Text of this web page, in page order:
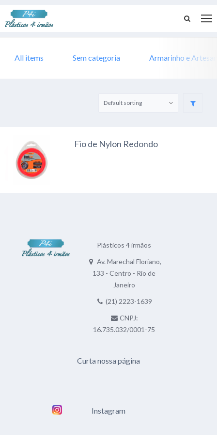
All items Sem categoria Armarinho e
Fio de Nylon Redondo
Plásticos 4 irmãos
Av. Marechal Floriano,
133 - Centro - Rio de
Janeiro
(21) 2223-1639
CNPJ:
16.735.032/0001-75
Curta nossa página
Instagram